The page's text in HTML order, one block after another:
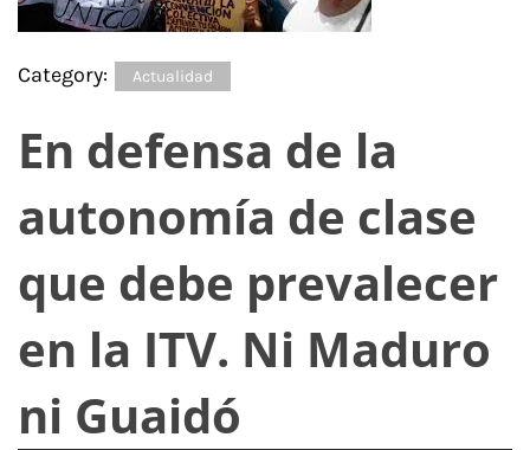
Category: Actualidad
En defensa de la
autonomía de clase
que debe prevalecer
en la ITV. Ni Maduro
ni Guaidó